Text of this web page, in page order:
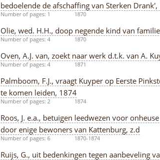
bedoelende de afschaffing van Sterken Drank',
Number of pages: 1 1870
Olie, wed. H.H., doop negende kind van
Number of pages: 4 1870
Oven, A.J. van, zoekt naar werk d.t.k. van A.
Number of pages: 4 1871
Palmboom, F.J., vraagt Kuyper op Eerste
te komen leiden, 1874
Number of pages: 2 1874
Roos, J. e.a., betuigen leedwezen voor
door enige bewoners van Kattenburg, z.d
Number of pages: 6 1870-1874
Ruijs, G., uit bedenkingen tegen aanbeveling